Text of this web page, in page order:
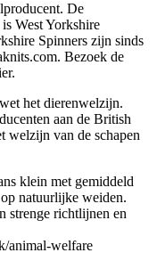
De
West Yorkshire
Spinners zijn sinds
Bezoek de
het dierenwelzijn.
aan de British
welzijn van de schapen
klein met gemiddeld
natuurlijke weiden.
strenge richtlijnen en
animal-welfare